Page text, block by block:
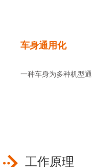
车身通用化
一种车身为多种机型
工作原理